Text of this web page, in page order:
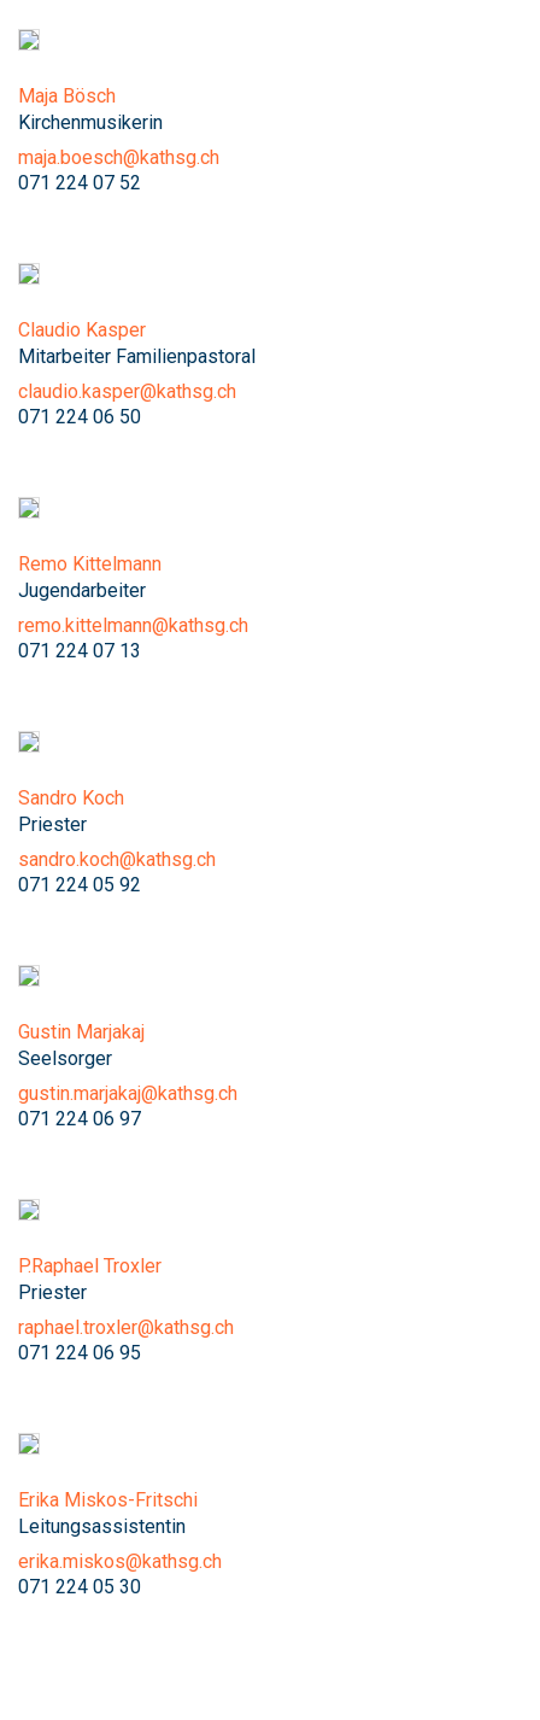
Maja Bösch
Kirchenmusikerin
maja.boesch@kathsg.ch
071 224 07 52
Claudio Kasper
Mitarbeiter Familienpastoral
claudio.kasper@kathsg.ch
071 224 06 50
Remo Kittelmann
Jugendarbeiter
remo.kittelmann@kathsg.ch
071 224 07 13
Sandro Koch
Priester
sandro.koch@kathsg.ch
071 224 05 92
Gustin Marjakaj
Seelsorger
gustin.marjakaj@kathsg.ch
071 224 06 97
P.Raphael Troxler
Priester
raphael.troxler@kathsg.ch
071 224 06 95
Erika Miskos-Fritschi
Leitungsassistentin
erika.miskos@kathsg.ch
071 224 05 30